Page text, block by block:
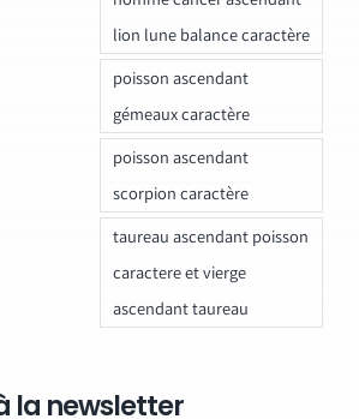
lion lune balance caractère
poisson ascendant
gémeaux caractère
poisson ascendant
scorpion caractère
taureau ascendant poisson
caractere et vierge
ascendant taureau
la newsletter